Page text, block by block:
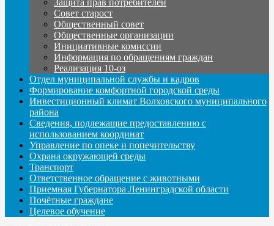
Совет старост
Общественный совет
Общественные организации
Инициативные комиссии
Информация по обращениям граждан
Реализация 10-оз
Отдел муниципальной службы и кадров
Формирование комфортной городской среды
Инвестиционный климат Волховского муниципального
района
Сведения, подлежащие предоставлению с
использованием координат
Управление по опеке и попечительству
Охрана окружающей среды
Транспорт
Ответственное обращение с животными
Приемная Губернатора Ленинградской области
Почётные граждане
Целевое обучение